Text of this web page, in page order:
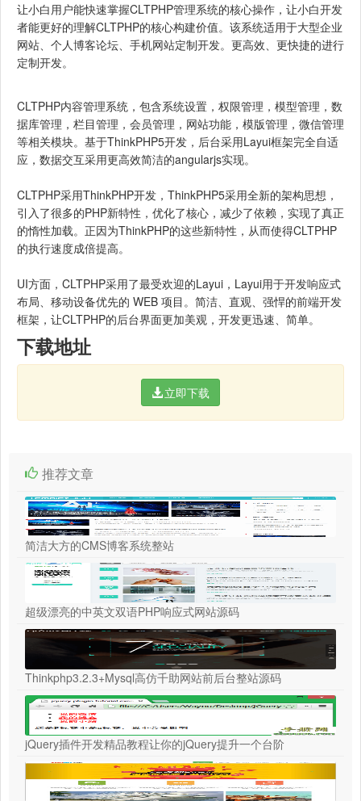
让小白用户能快速掌握CLTPHP管理系统的核心操作，让小白开发
者能更好的理解CLTPHP的核心构建价值。该系统适用于大型企业
网站、个人博客论坛、手机网站定制开发。更高效、更快捷的进行
定制开发。
CLTPHP内容管理系统，包含系统设置，权限管理，模型管理，数
据库管理，栏目管理，会员管理，网站功能，模版管理，微信管理
等相关模块。基于ThinkPHP5开发，后台采用Layui框架完全自适
应，数据交互采用更高效简洁的angularjs实现。
CLTPHP采用ThinkPHP开发，ThinkPHP5采用全新的架构思想，
引入了很多的PHP新特性，优化了核心，减少了依赖，实现了真正
的惰性加载。正因为ThinkPHP的这些新特性，从而使得CLTPHP
的执行速度成倍提高。
UI方面，CLTPHP采用了最受欢迎的Layui，Layui用于开发响应式
布局、移动设备优先的 WEB 项目。简洁、直观、强悍的前端开发
框架，让CLTPHP的后台界面更加美观，开发更迅速、简单。
下载地址
立即下载
推荐文章
简洁大方的CMS博客系统整站
超级漂亮的中英文双语PHP响应式网站源码
Thinkphp3.2.3+Mysql高仿千助网站前后台整站源码
jQuery插件开发精品教程让你的jQuery提升一个台阶